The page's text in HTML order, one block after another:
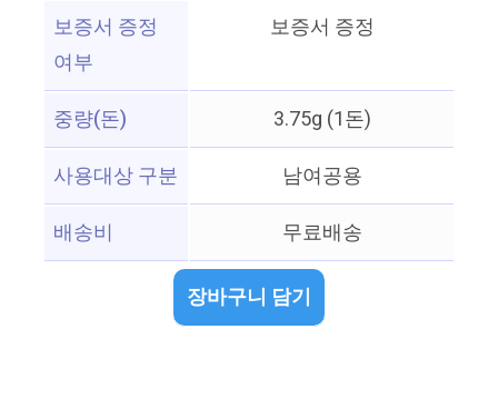
보증서 증정
여부
보증서 증정
중량(돈)
3.75g (1돈)
사용대상 구분
남여공용
배송비
무료배송
장바구니 담기